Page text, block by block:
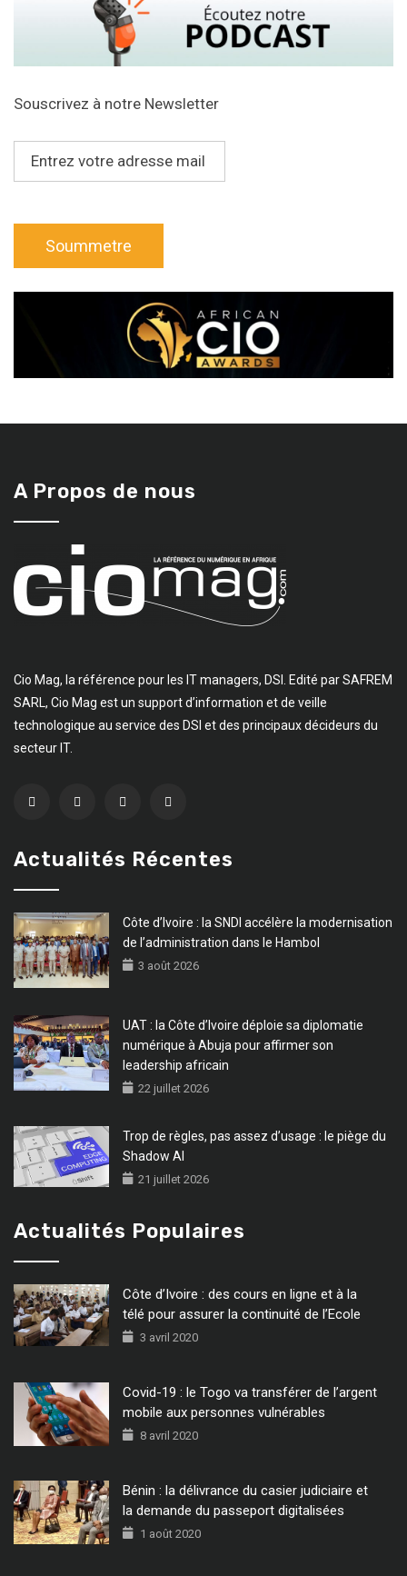
Souscrivez à notre Newsletter
A Propos de nous
Cio Mag, la référence pour les IT managers, DSI. Edité par SAFREM
SARL, Cio Mag est un support d’information et de veille
technologique au service des DSI et des principaux décideurs du
secteur IT.
Actualités Récentes
Côte d’Ivoire : la SNDI accélère la modernisation
de l’administration dans le Hambol
3 août 2026
UAT : la Côte d’Ivoire déploie sa diplomatie
numérique à Abuja pour affirmer son
leadership africain
22 juillet 2026
Trop de règles, pas assez d’usage : le piège du
Shadow AI
21 juillet 2026
Actualités Populaires
Côte d’Ivoire : des cours en ligne et à la
télé pour assurer la continuité de l’Ecole
3 avril 2020
Covid-19 : le Togo va transférer de l’argent
mobile aux personnes vulnérables
8 avril 2020
Bénin : la délivrance du casier judiciaire et
la demande du passeport digitalisées
1 août 2020